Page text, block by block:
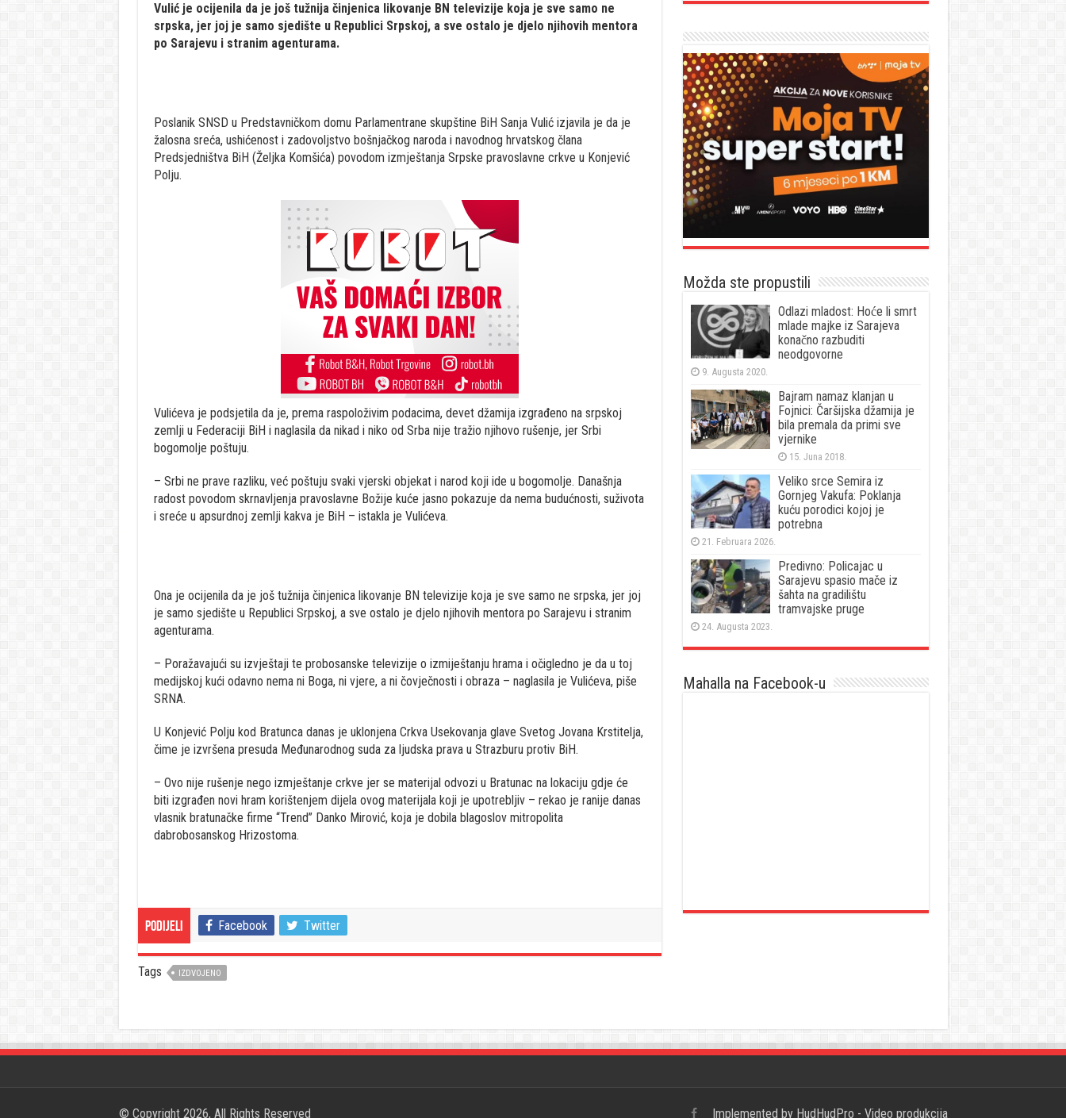
Vulić je ocijenila da je još tužnija činjenica likovanje BN televizije koja je sve samo ne
srpska, jer joj je samo sjedište u Republici Srpskoj, a sve ostalo je djelo njihovih mentora
po Sarajevu i stranim agenturama.
Poslanik SNSD u Predstavničkom domu Parlamentrane skupštine BiH Sanja Vulić izjavila je da je
žalosna sreća, ushićenost i zadovoljstvo bošnjačkog naroda i navodnog hrvatskog člana
Predsjedništva BiH (Željka Komšića) povodom izmještanja Srpske pravoslavne crkve u Konjević
Polju.
Vulićeva je podsjetila da je, prema raspoloživim podacima, devet džamija izgrađeno na srpskoj
zemlji u Federaciji BiH i naglasila da nikad i niko od Srba nije tražio njihovo rušenje, jer Srbi
bogomolje poštuju.
– Srbi ne prave razliku, već poštuju svaki vjerski objekat i narod koji ide u bogomolje. Današnja
radost povodom skrnavljenja pravoslavne Božije kuće jasno pokazuje da nema budućnosti, suživota
i sreće u apsurdnoj zemlji kakva je BiH – istakla je Vulićeva.
Ona je ocijenila da je još tužnija činjenica likovanje BN televizije koja je sve samo ne srpska, jer joj
je samo sjedište u Republici Srpskoj, a sve ostalo je djelo njihovih mentora po Sarajevu i stranim
agenturama.
– Poražavajući su izvještaji te probosanske televizije o izmiještanju hrama i očigledno je da u toj
medijskoj kući odavno nema ni Boga, ni vjere, a ni čovječnosti i obraza – naglasila je Vulićeva, piše
SRNA.
U Konjević Polju kod Bratunca danas je uklonjena Crkva Usekovanja glave Svetog Jovana Krstitelja,
čime je izvršena presuda Međunarodnog suda za ljudska prava u Strazburu protiv BiH.
– Ovo nije rušenje nego izmještanje crkve jer se materijal odvozi u Bratunac na lokaciju gdje će
biti izgrađen novi hram korištenjem dijela ovog materijala koji je upotrebljiv – rekao je ranije danas
vlasnik bratunačke firme “Trend” Danko Mirović, koja je dobila blagoslov mitropolita
dabrobosanskog Hrizostoma.
Podijeli Facebook Twitter
Tags IZDVOJENO
Možda ste propustili
Odlazi mladost: Hoće li smrt
mlade majke iz Sarajeva
konačno razbuditi
neodgovorne
9. Augusta 2020.
Bajram namaz klanjan u
Fojnici: Čaršijska džamija je
bila premala da primi sve
vjernike
15. Juna 2018.
Veliko srce Semira iz
Gornjeg Vakufa: Poklanja
kuću porodici kojoj je
potrebna
21. Februara 2026.
Predivno: Policajac u
Sarajevu spasio mače iz
šahta na gradilištu
tramvajske pruge
24. Augusta 2023.
Mahalla na Facebook-u
Implemented by HudHudPro - Video produkcija
© Copyright 2026, All Rights Reserved